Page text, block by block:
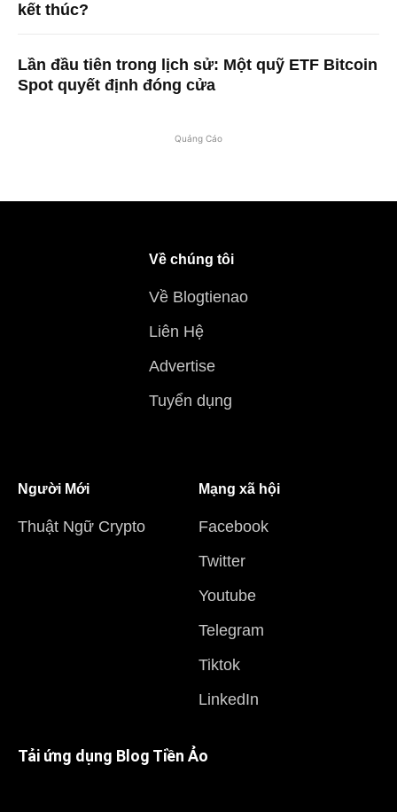
kết thúc?
Lần đầu tiên trong lịch sử: Một quỹ ETF Bitcoin
Spot quyết định đóng cửa
Quảng Cáo
Về chúng tôi
Về Blogtienao
Liên Hệ
Advertise
Tuyển dụng
Người Mới
Thuật Ngữ Crypto
Mạng xã hội
Facebook
Twitter
Youtube
Telegram
Tiktok
LinkedIn
Tải ứng dụng Blog Tiền Ảo